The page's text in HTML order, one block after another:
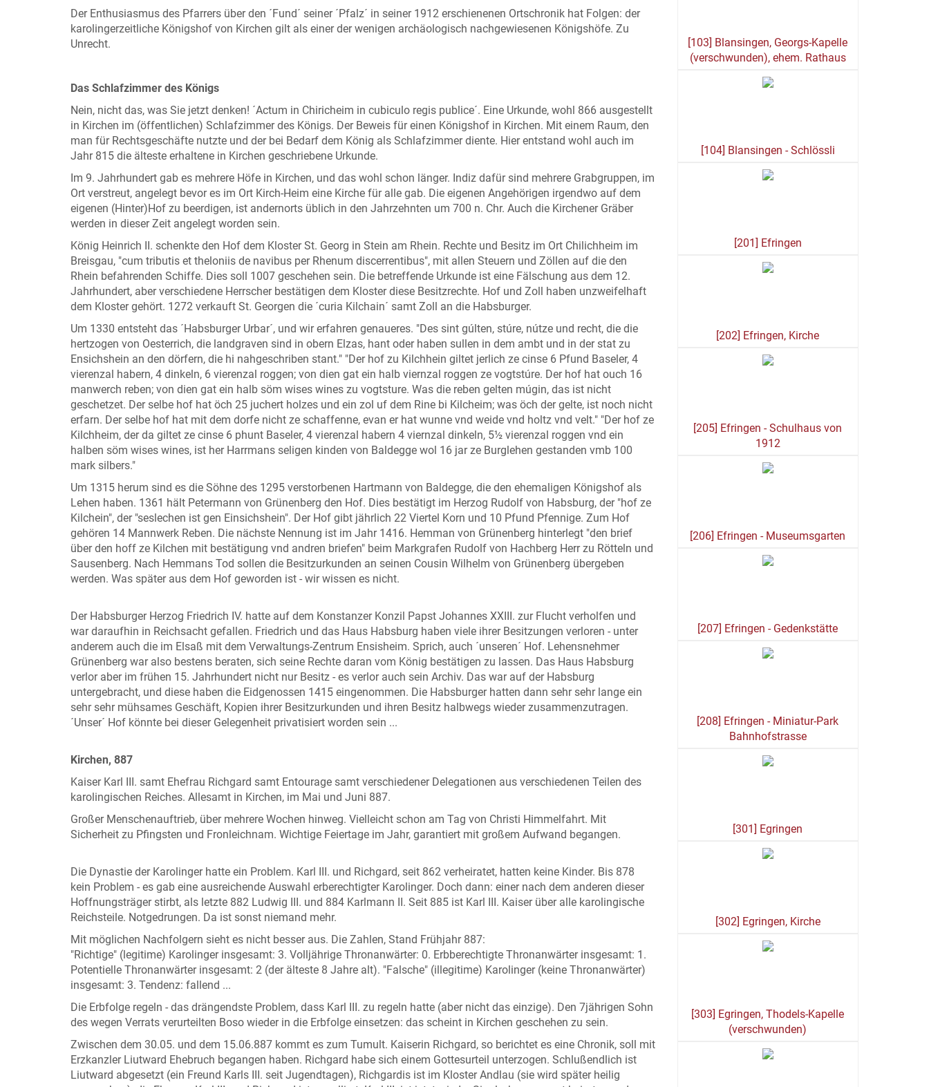
Der Enthusiasmus des Pfarrers über den ´Fund´ seiner ´Pfalz´ in seiner 1912 erschienenen Ortschronik hat Folgen: der
karolingerzeitliche Königshof von Kirchen gilt als einer der wenigen archäologisch nachgewiesenen Königshöfe. Zu
Unrecht.
Das Schlafzimmer des Königs
Nein, nicht das, was Sie jetzt denken! ´Actum in Chiricheim in cubiculo regis publice´. Eine Urkunde, wohl 866 ausgestellt
in Kirchen im (öffentlichen) Schlafzimmer des Königs. Der Beweis für einen Königshof in Kirchen. Mit einem Raum, den
man für Rechtsgeschäfte nutzte und der bei Bedarf dem König als Schlafzimmer diente. Hier entstand wohl auch im
Jahr 815 die älteste erhaltene in Kirchen geschriebene Urkunde.
Im 9. Jahrhundert gab es mehrere Höfe in Kirchen, und das wohl schon länger. Indiz dafür sind mehrere Grabgruppen, im
Ort verstreut, angelegt bevor es im Ort Kirch-Heim eine Kirche für alle gab. Die eigenen Angehörigen irgendwo auf dem
eigenen (Hinter)Hof zu beerdigen, ist andernorts üblich in den Jahrzehnten um 700 n. Chr. Auch die Kirchener Gräber
werden in dieser Zeit angelegt worden sein.
König Heinrich II. schenkte den Hof dem Kloster St. Georg in Stein am Rhein. Rechte und Besitz im Ort Chilichheim im
Breisgau, "cum tributis et theloniis de navibus per Rhenum discerrentibus", mit allen Steuern und Zöllen auf die den
Rhein befahrenden Schiffe. Dies soll 1007 geschehen sein. Die betreffende Urkunde ist eine Fälschung aus dem 12.
Jahrhundert, aber verschiedene Herrscher bestätigen dem Kloster diese Besitzrechte. Hof und Zoll haben unzweifelhaft
dem Kloster gehört. 1272 verkauft St. Georgen die ´curia Kilchain´ samt Zoll an die Habsburger.
Um 1330 entsteht das ´Habsburger Urbar´, und wir erfahren genaueres. "Des sint gúlten, stúre, nútze und recht, die die
hertzogen von Oesterrich, die landgraven sind in obern Elzas, hant oder haben sullen in dem ambt und in der stat zu
Ensichshein an den dörfern, die hi nahgeschriben stant." "Der hof zu Kilchhein giltet jerlich ze cinse 6 Pfund Baseler, 4
vierenzal habern, 4 dinkeln, 6 vierenzal roggen; von dien gat ein halb viernzal roggen ze vogtstúre. Der hof hat ouch 16
manwerch reben; von dien gat ein halb söm wises wines zu vogtsture. Was die reben gelten múgin, das ist nicht
geschetzet. Der selbe hof hat öch 25 juchert holzes und ein zol uf dem Rine bi Kilcheim; was öch der gelte, ist noch nicht
erfarn. Der selbe hof hat mit dem dorfe nicht ze schaffenne, evan er hat wunne vnd weide vnd holtz vnd velt." "Der hof ze
Kilchheim, der da giltet ze cinse 6 phunt Baseler, 4 vierenzal habern 4 viernzal dinkeln, 5½ vierenzal roggen vnd ein
halben söm wises wines, ist her Harrmans seligen kinden von Baldegge wol 16 jar ze Burglehen gestanden vmb 100
mark silbers."
Um 1315 herum sind es die Söhne des 1295 verstorbenen Hartmann von Baldegge, die den ehemaligen Königshof als
Lehen haben. 1361 hält Petermann von Grünenberg den Hof. Dies bestätigt im Herzog Rudolf von Habsburg, der "hof ze
Kilchein", der "seslechen ist gen Einsichshein". Der Hof gibt jährlich 22 Viertel Korn und 10 Pfund Pfennige. Zum Hof
gehören 14 Mannwerk Reben. Die nächste Nennung ist im Jahr 1416. Hemman von Grünenberg hinterlegt "den brief
über den hoff ze Kilchen mit bestätigung vnd andren briefen" beim Markgrafen Rudolf von Hachberg Herr zu Rötteln und
Sausenberg. Nach Hemmans Tod sollen die Besitzurkunden an seinen Cousin Wilhelm von Grünenberg übergeben
werden. Was später aus dem Hof geworden ist - wir wissen es nicht.
Der Habsburger Herzog Friedrich IV. hatte auf dem Konstanzer Konzil Papst Johannes XXIII. zur Flucht verholfen und
war daraufhin in Reichsacht gefallen. Friedrich und das Haus Habsburg haben viele ihrer Besitzungen verloren - unter
anderem auch die im Elsaß mit dem Verwaltungs-Zentrum Ensisheim. Sprich, auch ´unseren´ Hof. Lehensnehmer
Grünenberg war also bestens beraten, sich seine Rechte daran vom König bestätigen zu lassen. Das Haus Habsburg
verlor aber im frühen 15. Jahrhundert nicht nur Besitz - es verlor auch sein Archiv. Das war auf der Habsburg
untergebracht, und diese haben die Eidgenossen 1415 eingenommen. Die Habsburger hatten dann sehr sehr lange ein
sehr sehr mühsames Geschäft, Kopien ihrer Besitzurkunden und ihren Besitz halbwegs wieder zusammenzutragen.
´Unser´ Hof könnte bei dieser Gelegenheit privatisiert worden sein ...
Kirchen, 887
Kaiser Karl III. samt Ehefrau Richgard samt Entourage samt verschiedener Delegationen aus verschiedenen Teilen des
karolingischen Reiches. Allesamt in Kirchen, im Mai und Juni 887.
Großer Menschenauftrieb, über mehrere Wochen hinweg. Vielleicht schon am Tag von Christi Himmelfahrt. Mit
Sicherheit zu Pfingsten und Fronleichnam. Wichtige Feiertage im Jahr, garantiert mit großem Aufwand begangen.
Die Dynastie der Karolinger hatte ein Problem. Karl III. und Richgard, seit 862 verheiratet, hatten keine Kinder. Bis 878
kein Problem - es gab eine ausreichende Auswahl erberechtigter Karolinger. Doch dann: einer nach dem anderen dieser
Hoffnungsträger stirbt, als letzte 882 Ludwig III. und 884 Karlmann II. Seit 885 ist Karl III. Kaiser über alle karolingische
Reichsteile. Notgedrungen. Da ist sonst niemand mehr.
Mit möglichen Nachfolgern sieht es nicht besser aus. Die Zahlen, Stand Frühjahr 887:
"Richtige" (legitime) Karolinger insgesamt: 3. Volljährige Thronanwärter: 0. Erbberechtigte Thronanwärter insgesamt: 1.
Potentielle Thronanwärter insgesamt: 2 (der älteste 8 Jahre alt). "Falsche" (illegitime) Karolinger (keine Thronanwärter)
insgesamt: 3. Tendenz: fallend ...
Die Erbfolge regeln - das drängendste Problem, dass Karl III. zu regeln hatte (aber nicht das einzige). Den 7jährigen Sohn
des wegen Verrats verurteilten Boso wieder in die Erbfolge einsetzen: das scheint in Kirchen geschehen zu sein.
Zwischen dem 30.05. und dem 15.06.887 kommt es zum Tumult. Kaiserin Richgard, so berichtet es eine Chronik, soll mit
Erzkanzler Liutward Ehebruch begangen haben. Richgard habe sich einem Gottesurteil unterzogen. Schlußendlich ist
Liutward abgesetzt (ein Freund Karls III. seit Jugendtagen), Richgardis ist im Kloster Andlau (sie wird später heilig
[103] Blansingen, Georgs-Kapelle
(verschwunden), ehem. Rathaus
[104] Blansingen - Schlössli
[201] Efringen
[202] Efringen, Kirche
[205] Efringen - Schulhaus von
1912
[206] Efringen - Museumsgarten
[207] Efringen - Gedenkstätte
[208] Efringen - Miniatur-Park
Bahnhofstrasse
[301] Egringen
[302] Egringen, Kirche
[303] Egringen, Thodels-Kapelle
(verschwunden)